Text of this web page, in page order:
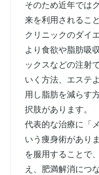
そのため近年では
来を利用されるこ
クリニックのダイ
より食欲や脂肪吸
ックスなどの注射
いく方法、エステ
用し脂肪を減らす
択肢があります。
代表的な治療に「
いう痩身術があり
を服用することで
え、肥満解消につ